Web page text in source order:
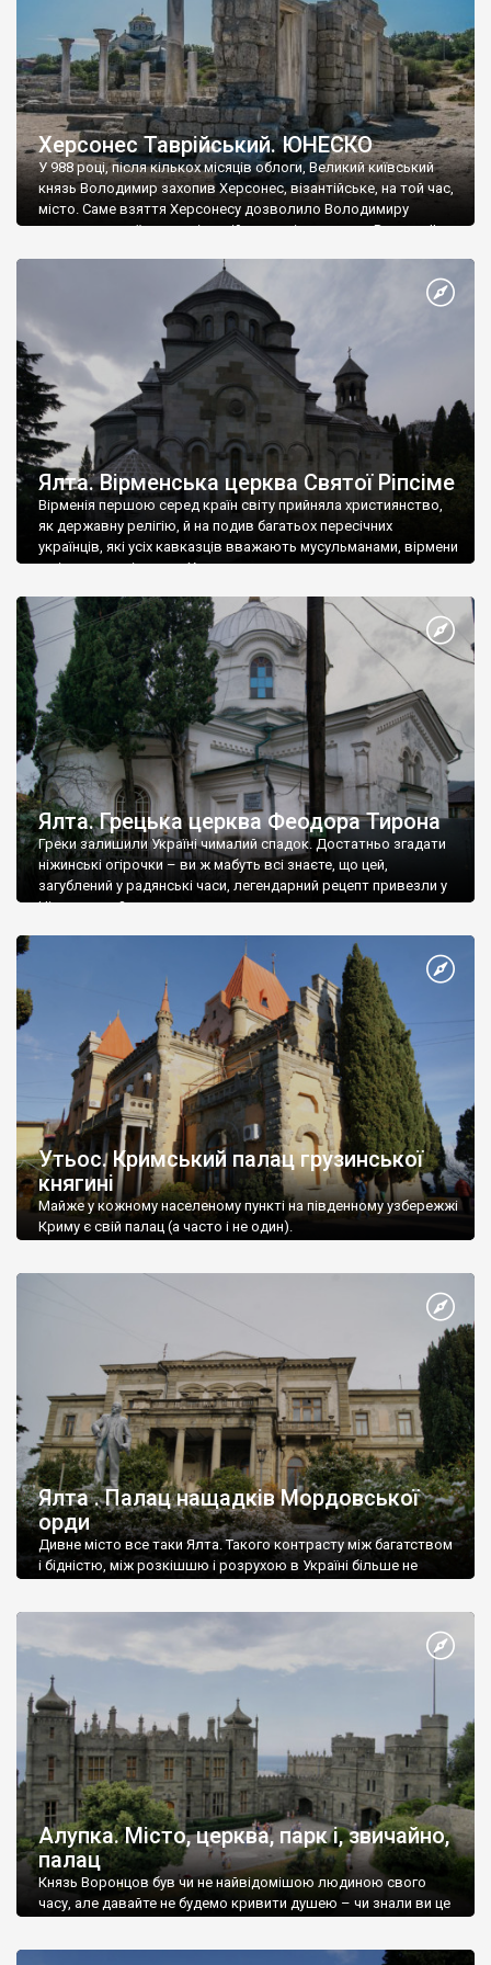
Херсонес Таврійський. ЮНЕСКО
У 988 році, після кількох місяців облоги, Великий київський
князь Володимир захопив Херсонес, візантійське, на той час,
місто. Саме взяття Херсонесу дозволило Володимиру
диктувати свої умови візантійському імператору Василю ІІ, та
Херсонесі Володимир-язичник, став Василем-християнином.
А потім було Хрещення Русі. На честь Херсонесу Таврійського
Ялта. Вірменська церква Святої Ріпсіме
Вірменія першою серед країн світу прийняла християнство,
як державну релігію, й на подив багатьох пересічних
українців, які усіх кавказців вважають мусульманами, вірмени
є відданими вірянами Христа
Ялта. Грецька церква Феодора Тирона
Греки залишили Україні чималий спадок. Достатньо згадати
ніжинські огірочки – ви ж мабуть всі знаєте, що цей,
загублений у радянські часи, легендарний рецепт привезли у
Ніжин греки?
Утьос. Кримський палац грузинської
княгині
Майже у кожному населеному пункті на південному узбережжі
Криму є свій палац (а часто і не один).
Ялта . Палац нащадків Мордовської
орди
Дивне місто все таки Ялта. Такого контрасту між багатством
і бідністю, між розкішшю і розрухою в Україні більше не
Алупка. Місто, церква, парк і, звичайно,
палац
Князь Воронцов був чи не найвідомішою людиною свого
часу, але давайте не будемо кривити душею – чи знали ви це